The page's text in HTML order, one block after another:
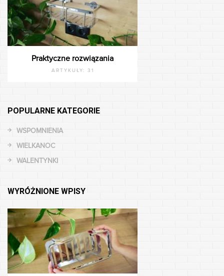
Praktyczne rozwiązania
ARTYKUŁY: 31
POPULARNE KATEGORIE
WSPOMNIENIA
WIELKANOC
WALENTYNKI
WYRÓŻNIONE WPISY